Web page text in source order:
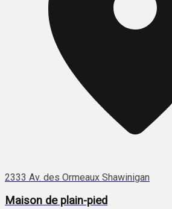
2333 Av. des Ormeaux Shawinigan
Maison de plain-pied